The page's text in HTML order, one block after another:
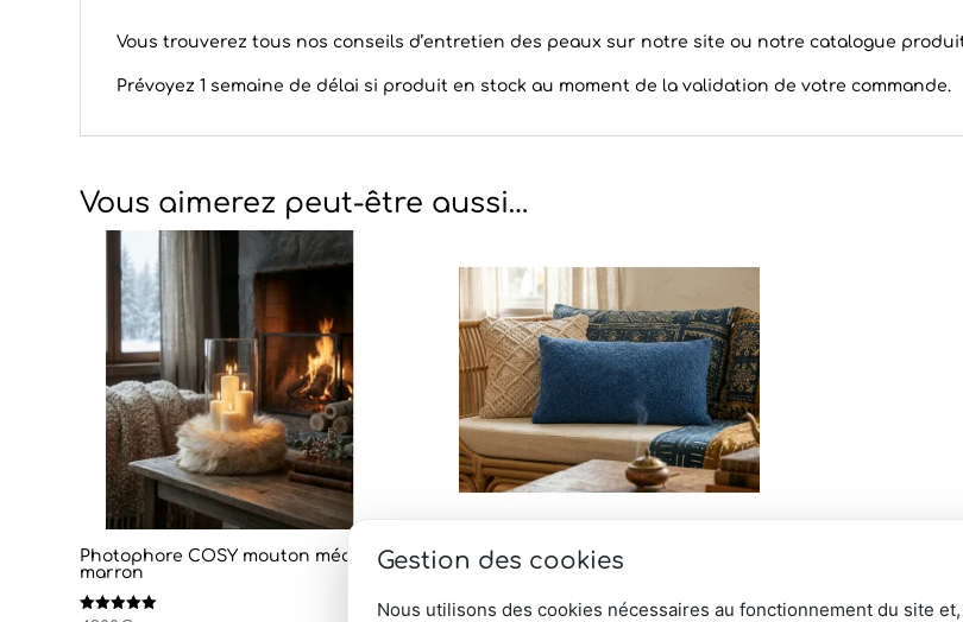
Vous trouverez tous nos conseils d’entretien des peaux sur notre site ou notre catalogue
Prévoyez 1 semaine de délai si produit en stock au moment de la validation de votre commande.
Vous aimerez peut-être aussi…
Photophore COSY mouton méché
marron
Coussin mouton Curly “Louison” –
Camel
71,00 €
Gestion des cookies
Nous utilisons des cookies nécessaires au fonctionnement du site